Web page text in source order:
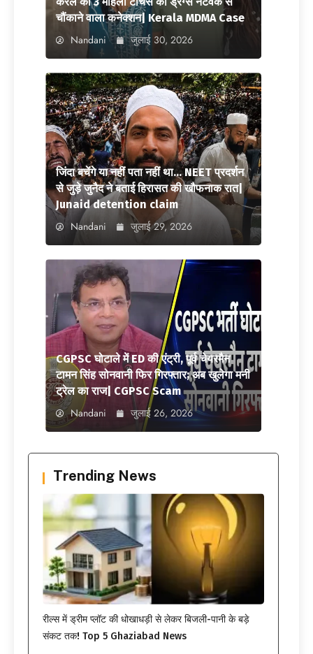
चौंकाने वाला कनेक्शन| Kerala MDMA Case
Nandani जुलाई 30, 2026
जिंदा बचेंगे या नहीं पता नहीं था… NEET प्रदर्शन
से जुड़े जुनैद ने बताई हिरासत की खौफनाक रात|
Junaid detention claim
Nandani जुलाई 29, 2026
CGPSC घोटाले में ED की एंट्री, पूर्व चेयरमैन
टामन सिंह सोनवानी फिर गिरफ्तार; अब खुलेगा मनी
ट्रेल का राज| CGPSC Scam
Nandani जुलाई 26, 2026
Trending News
रील्स में ड्रीम प्लॉट की धोखाधड़ी से लेकर बिजली-पानी के बड़े
संकट तक! Top 5 Ghaziabad News